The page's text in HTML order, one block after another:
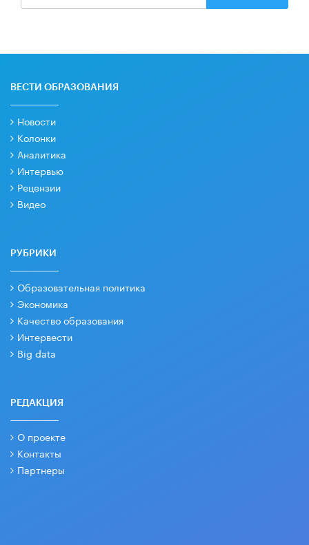
ВЕСТИ ОБРАЗОВАНИЯ
Новости
Колонки
Аналитика
Интервью
Рецензии
Видео
РУБРИКИ
Образовательная политика
Экономика
Качество образования
Интервести
Big data
РЕДАКЦИЯ
О проекте
Контакты
Партнеры